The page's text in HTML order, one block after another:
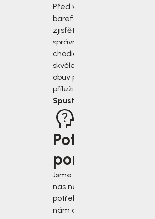
Před výběrem
barefoot bot
zjisťěte jak
správně změřit
chodidla a vybrat
skvěle padnoucí
obuv pro každou
příležitost.
Spustit rádce
Potřebujete
poradit?
Jsme tu pro vás, když
nás nejvíce
potřebujete. Napište
nám do chatu v